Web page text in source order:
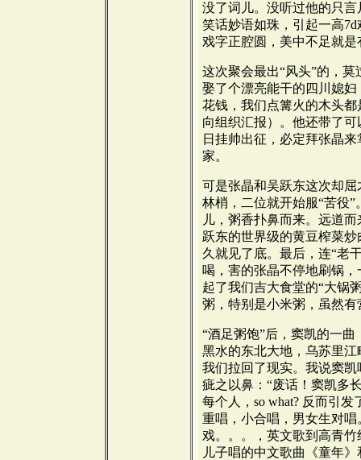
没了词儿。没听过他的只
笑话妙语如珠，引起一高
戏字正腔圆，美中不足就
这次聚会最出“风头”的，
娶了个漂亮能干的四川媳
花钱，我们点篝火的木头
向组织汇报）。他还带了
日挂帅出征，必定拜张晶
家。
可是张晶和吴跃东这次却
林梢，二位就开始服“苦役
儿，粥香扑鼻而来。远道
跃东的世界级的黄豆榨菜
久就见了底。最后，连“老
喝，害的张晶不停地刷锅
起了我们吉大食堂的“大锅
粥，特别是小米粥，虽然
“酒足粥饱”后，窦凯的一
黑水的东北大地，乌苏里
我们拉回了现实。我说窦
疵之以鼻：“废话！窦凯多
每个人，so what? 反而引
重唱，小合唱，男女生对
戏。。。，英文歌到高青
儿子唱的中文歌曲《童年